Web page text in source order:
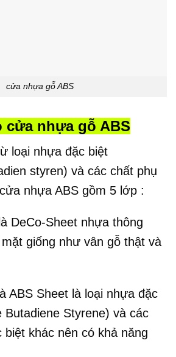
cửa nhựa gỗ ABS
cửa nhựa gỗ ABS
loại nhựa đặc biệt
styren) và các chất phụ
nhựa ABS gồm 5 lớp :
DeCo-Sheet nhựa thông
giống như vân gỗ thật và
ABS Sheet là loại nhựa đặc
Butadiene Styrene) và các
biệt khác nên có khả năng